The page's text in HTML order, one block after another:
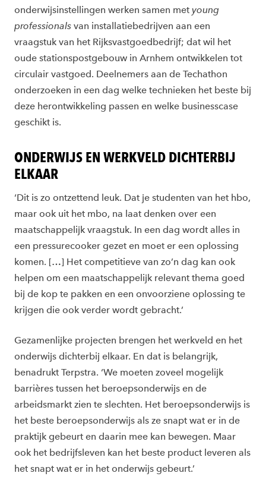
onderwijsinstellingen werken samen met young
professionals van installatiebedrijven aan een
vraagstuk van het Rijksvastgoedbedrijf; dat wil het
oude stationspostgebouw in Arnhem ontwikkelen tot
circulair vastgoed. Deelnemers aan de Techathon
onderzoeken in een dag welke technieken het beste bij
deze herontwikkeling passen en welke businesscase
geschikt is.
ONDERWIJS EN WERKVELD DICHTERBIJ
ELKAAR
‘Dit is zo ontzettend leuk. Dat je studenten van het hbo,
maar ook uit het mbo, na laat denken over een
maatschappelijk vraagstuk. In een dag wordt alles in
een pressurecooker gezet en moet er een oplossing
komen. […] Het competitieve van zo’n dag kan ook
helpen om een maatschappelijk relevant thema goed
bij de kop te pakken en een onvoorziene oplossing te
krijgen die ook verder wordt gebracht.’
Gezamenlijke projecten brengen het werkveld en het
onderwijs dichterbij elkaar. En dat is belangrijk,
benadrukt Terpstra. ‘We moeten zoveel mogelijk
barrières tussen het beroepsonderwijs en de
arbeidsmarkt zien te slechten. Het beroepsonderwijs is
het beste beroepsonderwijs als ze snapt wat er in de
praktijk gebeurt en daarin mee kan bewegen. Maar
ook het bedrijfsleven kan het beste product leveren als
het snapt wat er in het onderwijs gebeurt.’